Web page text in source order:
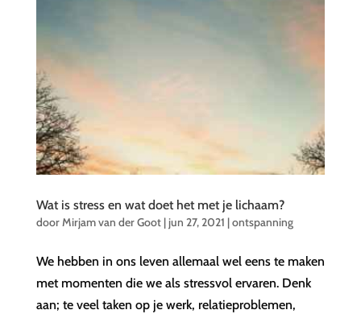
Wat is stress en wat doet het met je lichaam?
doorMirjam van der Goot|jun 27, 2021 |ontspanning
We hebben in ons leven allemaal wel eens te maken
met momenten die we als stressvol ervaren. Denk
aan; te veel taken op je werk, relatieproblemen,